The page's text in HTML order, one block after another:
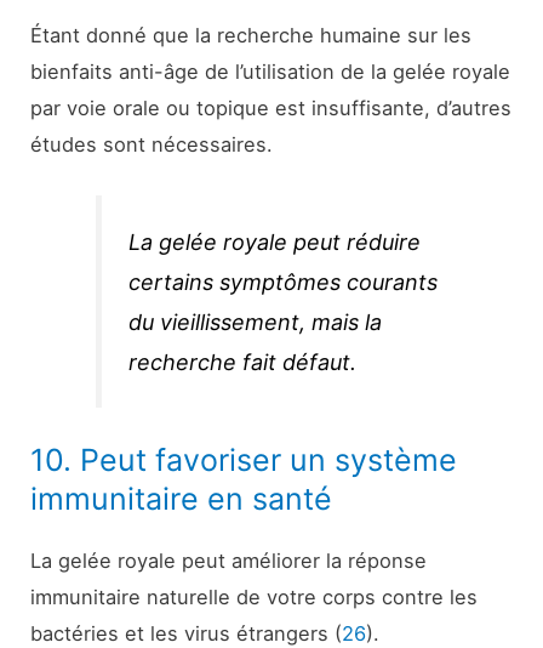
Étant donné que la recherche humaine sur les
bienfaits anti-âge de l’utilisation de la gelée royale
par voie orale ou topique est insuffisante, d’autres
études sont nécessaires.
La gelée royale peut réduire
certains symptômes courants
du vieillissement, mais la
recherche fait défaut.
10. Peut favoriser un système
immunitaire en santé
La gelée royale peut améliorer la réponse
immunitaire naturelle de votre corps contre les
bactéries et les virus étrangers (26).